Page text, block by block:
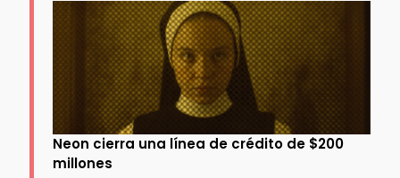
Neon cierra una línea de crédito de $200
millones